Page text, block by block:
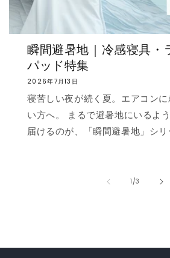
瞬間避暑地｜冷感寝具・
パッド特集
2026年7月13日
寝苦しい夜が続く夏。エアコン
い方へ。 まるで避暑地にいるよ
届けるのが、「瞬間避暑地」シ
うな“ずっと触れていたくなる冷
う！✨ ❄️強冷感リバーシブルケ
1/の
3